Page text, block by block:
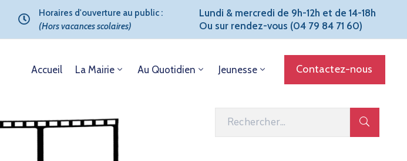
Horaires d'ouverture au public :
(Hors vacances scolaires)
Lundi & mercredi de 9h-12h et de 14-18h
Ou sur rendez-vous (04 79 84 71 60)
Accueil La Mairie Au Quotidien Jeunesse Contactez-nous